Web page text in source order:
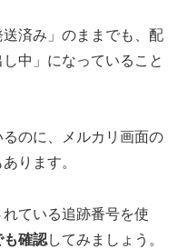
済み」のままでも、配
中」になっていること
のに、メルカリ画面の
ります。
ている追跡番号を使
も確認してみましょう。